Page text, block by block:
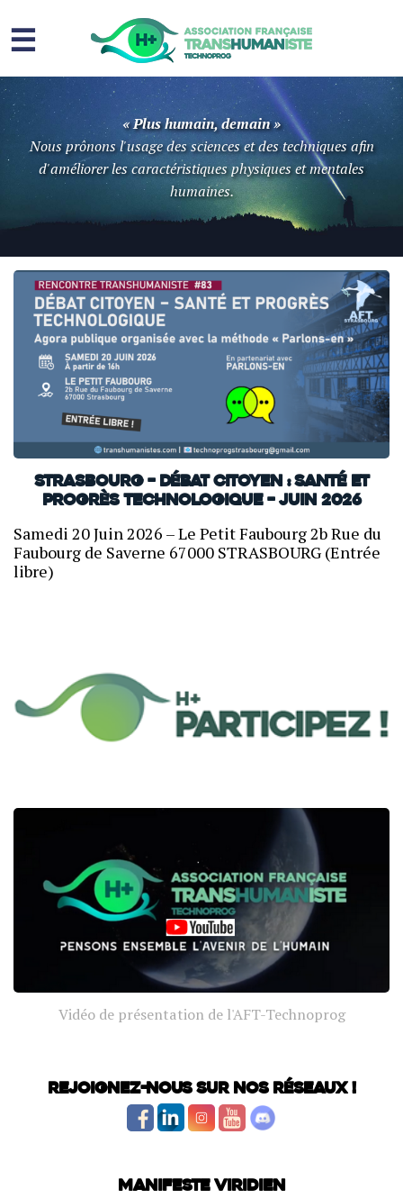
☰
Homme augmenté
Immortalité ?
Question sociale
Risques
Contact
« Plus humain, demain »
Nous prônons l'usage des sciences et des techniques afin
d'améliorer les caractéristiques physiques et mentales
humaines.
Strasbourg – Débat citoyen : Santé et
progrès technologique – Juin 2026
Samedi 20 Juin 2026 – Le Petit Faubourg 2b Rue du
Faubourg de Saverne 67000 STRASBOURG (Entrée
libre)
Vidéo de présentation de l'AFT-Technoprog
Rejoignez-nous sur nos réseaux !
Manifeste Viridien